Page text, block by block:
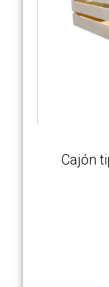
Cajón